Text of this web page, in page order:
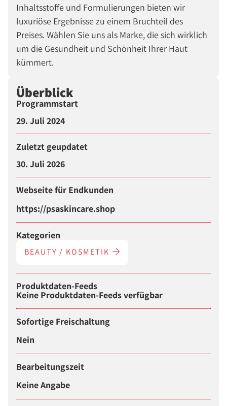
Inhaltsstoffe und Formulierungen bieten wir
luxuriöse Ergebnisse zu einem Bruchteil des
Preises. Wählen Sie uns als Marke, die sich wirklich
um die Gesundheit und Schönheit Ihrer Haut
kümmert.
Überblick
Programmstart
29. Juli 2024
Zuletzt geupdatet
30. Juli 2026
Webseite für Endkunden
https://psaskincare.shop
Kategorien
BEAUTY / KOSMETIK
Produktdaten-Feeds
Keine Produktdaten-Feeds verfügbar
Sofortige Freischaltung
Nein
Bearbeitungszeit
Keine Angabe